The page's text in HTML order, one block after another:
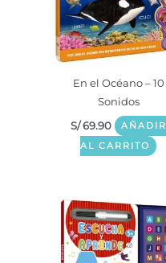
En el Océano – 10
Sonidos
S/69.90
AÑADIR
AL CARRITO